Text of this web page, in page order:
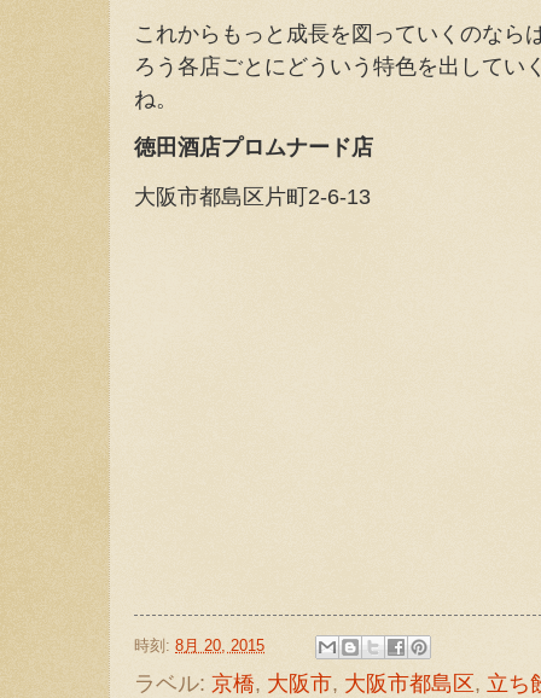
これからもっと成長を図っていくのなら
ろう各店ごとにどういう特色を出してい
ね。
徳田酒店プロムナード店
大阪市都島区片町2-6-13
時刻: 8月 20, 2015
ラベル: 京橋, 大阪市, 大阪市都島区 , 立ち